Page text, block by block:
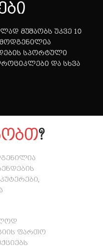
მუშაობს უკვე 10
სპორტული
და სხვა
?
ფართო